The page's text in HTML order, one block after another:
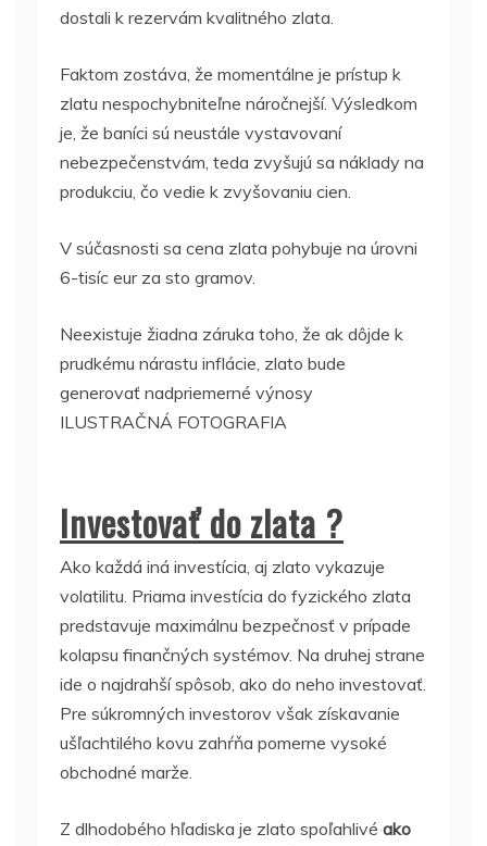
dostali k rezervám kvalitného zlata.
Faktom zostáva, že momentálne je prístup k
zlatu nespochybniteľne náročnejší. Výsledkom
je, že baníci sú neustále vystavovaní
nebezpečenstvám, teda zvyšujú sa náklady na
produkciu, čo vedie k zvyšovaniu cien.
V súčasnosti sa cena zlata pohybuje na úrovni
6-tisíc eur za sto gramov.
Neexistuje žiadna záruka toho, že ak dôjde k
prudkému nárastu inflácie, zlato bude
generovať nadpriemerné výnosy
ILUSTRAČNÁ FOTOGRAFIA
Investovať do zlata ?
Ako každá iná investícia, aj zlato vykazuje
volatilitu. Priama investícia do fyzického zlata
predstavuje maximálnu bezpečnosť v prípade
kolapsu finančných systémov. Na druhej strane
ide o najdrahší spôsob, ako do neho investovať.
Pre súkromných investorov však získavanie
ušľachtilého kovu zahŕňa pomerne vysoké
obchodné marže.
Z dlhodobého hľadiska je zlato spoľahlivé ako